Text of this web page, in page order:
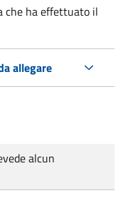
che ha effettuato il
allegare
alcun